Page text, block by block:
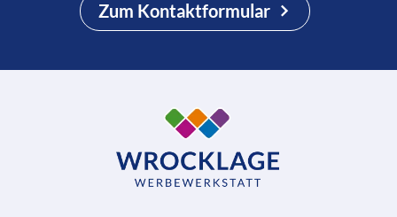
Zum Kontaktformular